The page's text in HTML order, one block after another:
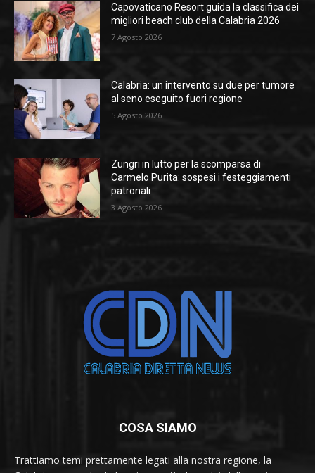
Capovaticano Resort guida la classifica dei
migliori beach club della Calabria 2026
7 Agosto 2026
Calabria: un intervento su due per tumore
al seno eseguito fuori regione
5 Agosto 2026
Zungri in lutto per la scomparsa di
Carmelo Purita: sospesi i festeggiamenti
patronali
3 Agosto 2026
COSA SIAMO
Trattiamo temi prettamente legati alla nostra regione, la